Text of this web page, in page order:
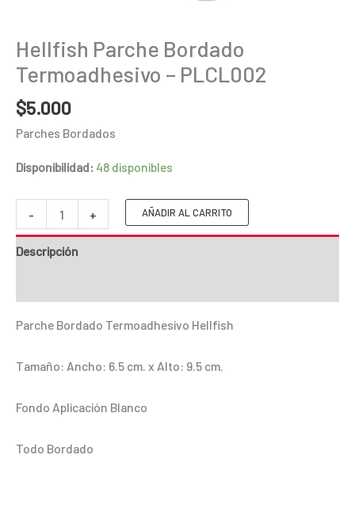
Hellfish Parche Bordado
Termoadhesivo – PLCL002
$5.000
Parches Bordados
Disponibilidad: 48 disponibles
-
Parche
Bordado
+ AÑADIR AL CARRITO
Descripción
Parche Bordado Termoadhesivo Hellfish
Tamaño: Ancho: 6.5 cm. x Alto: 9.5 cm.
Fondo Aplicación Blanco
Todo Bordado